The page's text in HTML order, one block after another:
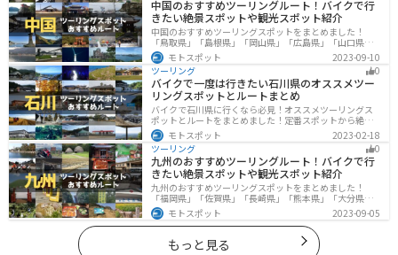
中国のおすすめツーリングルート！バイクで行
きたい絶景スポットや観光スポット紹介
中国のおすすめツーリングスポットをまとめました！
「鳥取県」「島根県」「岡山県」「広島県」「山口県」
の各県の観光地紹介します。自然豊かな山々や湖、温泉
地が点在し、四季折々の景色を楽しめるスポットが多数
あります。バイクで中国にツーリングに行く際は参考に
してください。
モトスポット
2023-09-10
ツーリング
0
バイクで一度は行きたい石川県のオススメツー
リングスポットとルートまとめ
バイクで石川県に行くなら必見！オススメツーリングス
ポットとルートをまとめました！定番スポットから絶景
スポット、温泉、海、グルメなど様々なジャンルで楽し
めます。バイクで石川ツーリングに行こうと思っている
人は、参考にしてください。
モトスポット
2023-02-18
ツーリング
0
九州のおすすめツーリングルート！バイクで行
きたい絶景スポットや観光スポット紹介
九州のおすすめツーリングスポットをまとめました！
「福岡県」「佐賀県」「長崎県」「熊本県」「大分県」
「宮崎都」「鹿児島県」の各県の観光地紹介します。自
然豊かな山々や湖、温泉地が点在し、四季折々の景色を
楽しめるスポットが多数あります。バイクで九州にツー
リングに行く際は参考にしてください。
モトスポット 2023-09-05
もっと見る